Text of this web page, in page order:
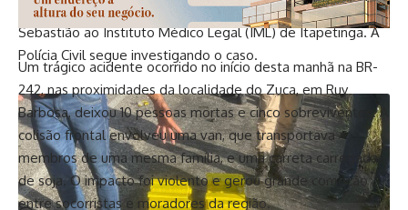
levantamento cadavérico e encaminhou o corpo de João
Sebastião ao Instituto Médico Legal (IML) de Itapetinga. A
Polícia Civil segue investigando o caso.
Um trágico acidente ocorrido no início desta manhã na BR-
242, nas proximidades da localidade do Zuca, em Ruy
Barbosa, deixou 10 pessoas mortas e cinco sobreviventes. A
colisão frontal envolveu uma van, que transportava
membros de uma mesma família, e uma carreta carregada
de soja. O impacto foi violento e gerou grande comoção
entre socorristas e moradores da região.